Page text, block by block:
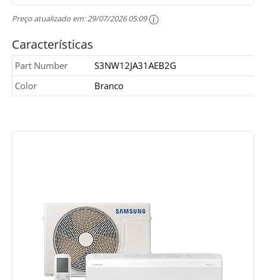
Preço atualizado em:29/07/2026 05:09
Características
Part Number
S3NW12JA31AEB2G
Color
Branco